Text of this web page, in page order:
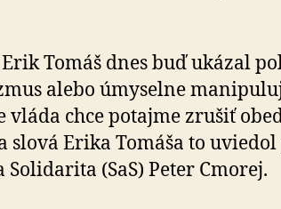
Erik Tomáš dnes buď ukázal
alebo úmyselne
vláda chce potajme zrušiť
slová Erika Tomáša to
Solidarita (SaS) Peter Cmorej.